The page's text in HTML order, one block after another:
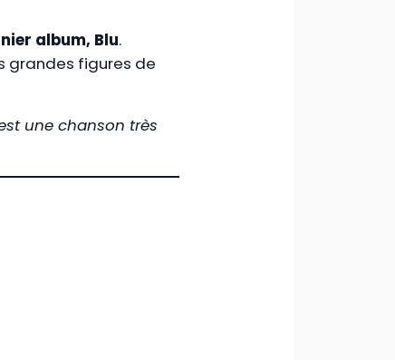
album, Blu.
grandes figures de
une chanson très